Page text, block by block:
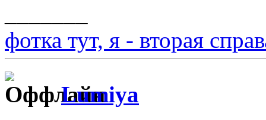
фотка тут, я - вторая
Lumiya